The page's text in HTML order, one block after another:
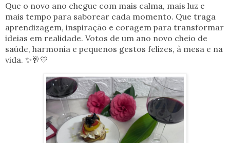
Que o novo ano chegue com mais calma, mais luz e
mais tempo para saborear cada momento. Que traga
aprendizagem, inspiração e coragem para transformar
ideias em realidade. Votos de um ano novo cheio de
saúde, harmonia e pequenos gestos felizes, à mesa e na
vida. ✨🥂💛